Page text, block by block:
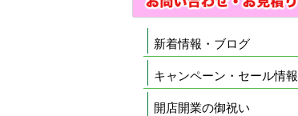
新着情報・ブログ
キャンペーン・セール情報
開店開業の御祝い